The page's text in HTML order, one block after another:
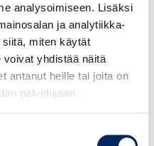
analysoimiseen. Lisäksi
ja analytiikka-
miten käytät
yhdistää näitä
antanut heille tai joita on
palvelujaan.
yrittäjä ELEV